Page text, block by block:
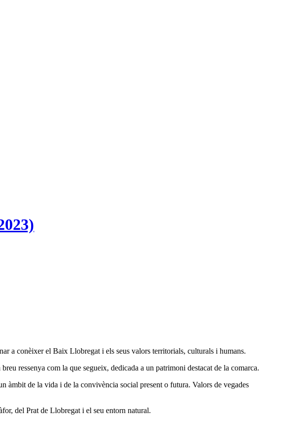
a conèixer el Baix Llobregat i els seus valors territorials, culturals i humans.
ressenya com la que segueix, dedicada a un patrimoni destacat de la comarca.
àmbit de la vida i de la convivència social present o futura. Valors de vegades
del Prat de Llobregat i el seu entorn natural.